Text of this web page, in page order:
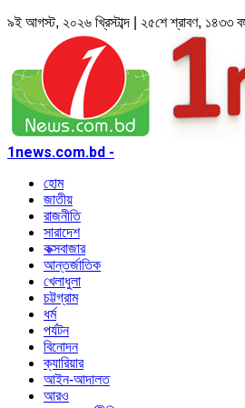
৯ই আগস্ট, ২০২৬ খ্রিস্টাব্দ | ২৫শে শ্রাবণ, ১৪৩৩
1news.com.bd -
হোম
জাতীয়
রাজনীতি
সারাদেশ
কক্সবাজার
আন্তর্জাতিক
খেলাধুলা
চট্টগ্রাম
ধর্ম
পর্যটন
বিনোদন
ক্যারিয়ার
আইন-আদালত
আরও